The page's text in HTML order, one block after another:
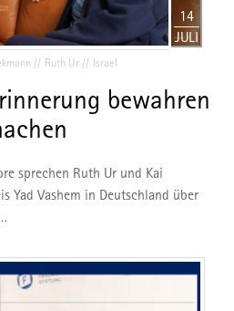
14
JULI
Ruth Ur Israel
bewahren
sprechen Ruth Ur und Kai
Yad Vashem in Deutschland über